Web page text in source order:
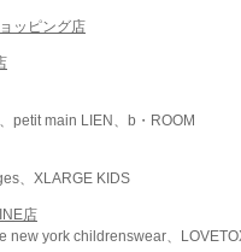
ッピング店
petit main LIEN、b・ROOM
、XLARGE KIDS
店
new york childrenswear、